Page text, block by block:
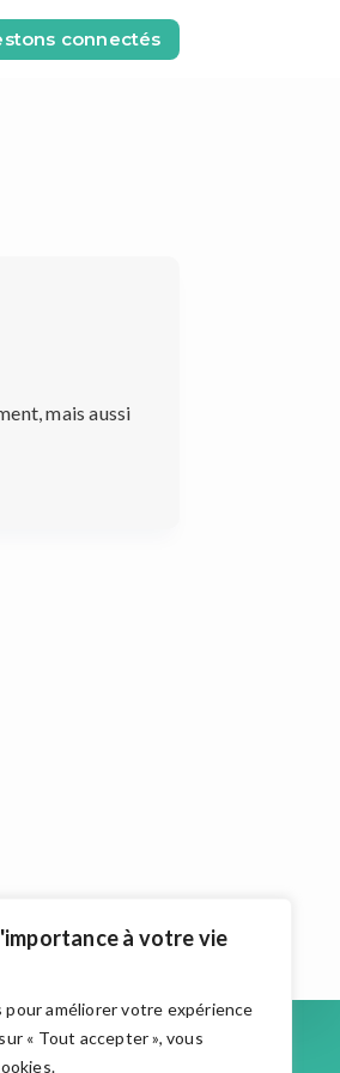
à votre vie
améliorer votre expérience
« Tout accepter », vous
connectés
mais aussi
Accueil
Actualités